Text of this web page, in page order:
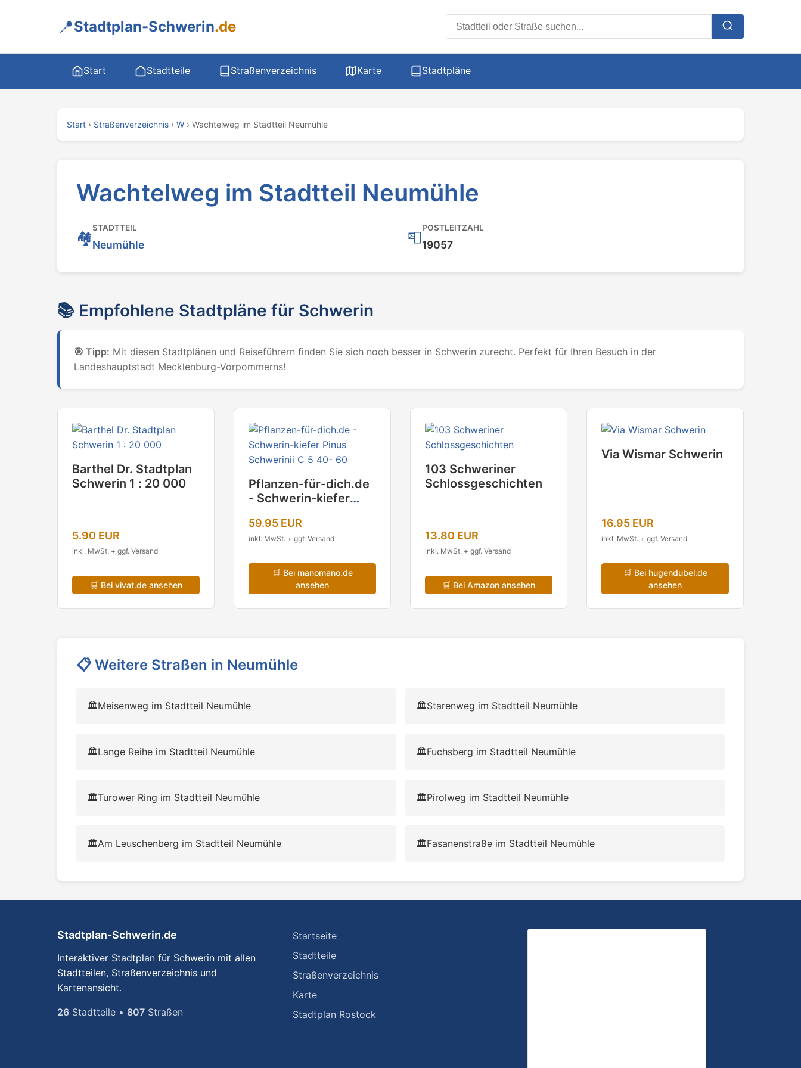
📍Stadtplan-Schwerin.de Stadtteil oder Straße suchen
Start Stadtteile Straßenverzeichnis Karte Stadtpläne
Start › Straßenverzeichnis › W › Wachtelweg im Stadtteil Neumühle
Wachtelweg im Stadtteil Neumühle
🏘️
STADTTEIL
Neumühle 📮
POSTLEITZAHL
19057
📚 Empfohlene Stadtpläne für Schwerin
🎯 Tipp: Mit diesen Stadtplänen und Reiseführern finden Sie sich noch besser in Schwerin zurecht. Perfekt für Ihren Besuch in der
Landeshauptstadt Mecklenburg-Vorpommerns!
Barthel Dr. Stadtplan
Schwerin 1 : 20 000
5.90 EUR
inkl. MwSt. + ggf. Versand
🛒 Bei vivat.de ansehen
Pflanzen-für-dich.de
- Schwerin-kiefer
40- 60
59.95 EUR
inkl. MwSt. + ggf. Versand
🛒 Bei manomano.de
ansehen
103 Schweriner
Schlossgeschichten
13.80 EUR
inkl. MwSt. + ggf. Versand
🛒 Bei Amazon ansehen
Via Wismar Schwerin
16.95 EUR
inkl. MwSt. + ggf. Versand
🛒 Bei hugendubel.de
ansehen
📋 Weitere Straßen in Neumühle
🏛️Meisenweg im Stadtteil Neumühle 🏛️Starenweg im Stadtteil Neumühle
🏛️Lange Reihe im Stadtteil Neumühle 🏛️Fuchsberg im Stadtteil Neumühle
🏛️Turower Ring im Stadtteil Neumühle 🏛️Pirolweg im Stadtteil Neumühle
🏛️Am Leuschenberg im Stadtteil Neumühle 🏛️Fasanenstraße im Stadtteil Neumühle
Stadtplan-Schwerin.de
Interaktiver Stadtplan für Schwerin mit allen
Stadtteilen, Straßenverzeichnis und
Kartenansicht.
26 Stadtteile • 807 Straßen
Startseite
Stadtteile
Straßenverzeichnis
Karte
Stadtplan Rostock